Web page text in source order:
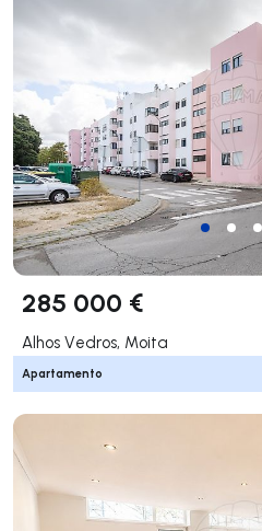
285 000 €
Alhos Vedros, Moita
Apartamento